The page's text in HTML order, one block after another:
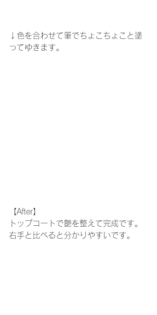
↓色を合わせて筆でちょこちょこと塗
ってゆきます。
【After】
トップコートで艶を整えて完成です。
右手と比べると分かりやすいです。